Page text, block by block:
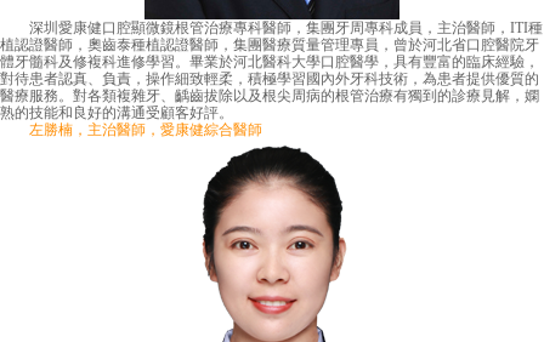
深圳愛康健口腔顯微鏡根管治療專科醫師，集團牙周專科成員，主治醫師，ITI種
植認證醫師，奧齒泰種植認證醫師，集團醫療質量管理專員，曾於河北省口腔醫院牙
體牙髓科及修複科進修學習。畢業於河北醫科大學口腔醫學，具有豐富的臨床經驗，
對待患者認真、負責，操作細致輕柔，積極學習國內外牙科技術，為患者提供優質的
醫療服務。對各類複雜牙、齲齒拔除以及根尖周病的根管治療有獨到的診療見解，嫻
熟的技能和良好的溝通受顧客好評。
左勝楠，主治醫師，愛康健綜合醫師